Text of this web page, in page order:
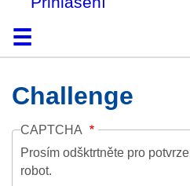
DomůKolekce
Prohlížení
Vyhledávání
O platformě
Nápověda
Kontakt
Challenge
CAPTCHA
Prosím odšktrtněte pro
robot.